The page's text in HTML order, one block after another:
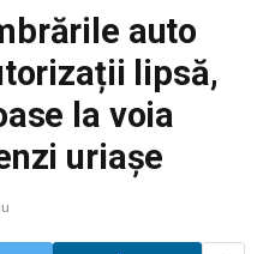
auto
lipsă,
la voia
uriașe